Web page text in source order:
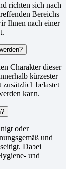
richten sich nach
Bereichs
Ihnen nach einer
Charakter dieser
kürzester
belastet
kann.
oder
und
Dabei
und